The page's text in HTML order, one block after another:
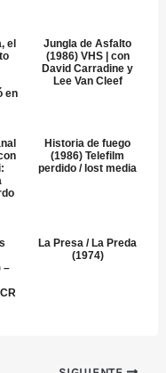
el
en
Jungla de Asfalto
(1986) VHS | con
David Carradine y
Lee Van Cleef
Historia de fuego
(1986) Telefilm
perdido / lost media
–
La Presa / La Preda
(1974)